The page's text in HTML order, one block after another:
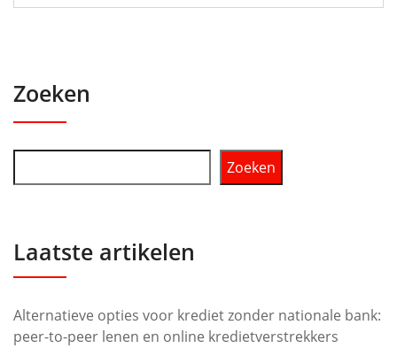
Zoeken
Zoeken
Laatste artikelen
Alternatieve opties voor krediet zonder nationale bank:
peer-to-peer lenen en online kredietverstrekkers